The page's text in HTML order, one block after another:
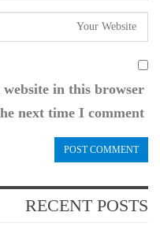
website in this browser
next time I comment.
RECENT POSTS